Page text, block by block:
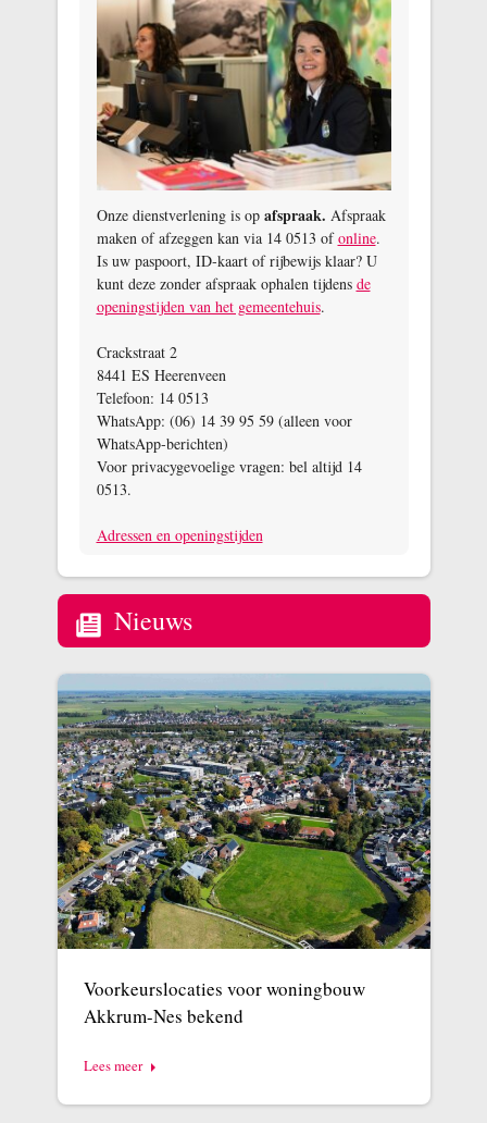
Onze dienstverlening is op afspraak. Afspraak
maken of afzeggen kan via 14 0513 ofonline.
Is uw paspoort, ID‑kaart of rijbewijs klaar? U
kunt deze zonder afspraak ophalen tijdens de
openingstijden van het gemeentehuis.
Crackstraat 2
8441 ES Heerenveen
Telefoon: 14 0513
WhatsApp: (06) 14 39 95 59 (alleen voor
WhatsApp‑berichten)
Voor privacygevoelige vragen: bel altijd 14
0513.
Adressen en openingstijden
Nieuws
Voorkeurslocaties voor woningbouw
Akkrum-Nes bekend
Lees meer